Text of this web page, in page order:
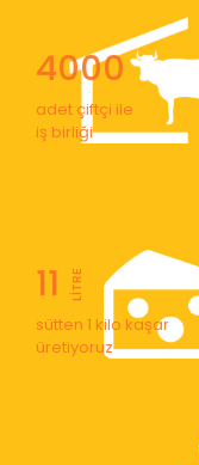
4000
adet çiftçi ile
iş birliği
11 LİTRE
sütten 1 kilo kaşar
üretiyoruz